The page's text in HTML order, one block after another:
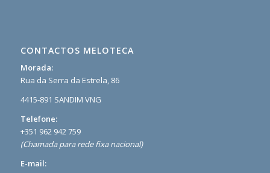
CONTACTOS MELOTECA
Morada:
Rua da Serra da Estrela, 86
4415-891 SANDIM VNG
Telefone:
+351 962 942 759
(Chamada para rede fixa nacional)
E-mail: